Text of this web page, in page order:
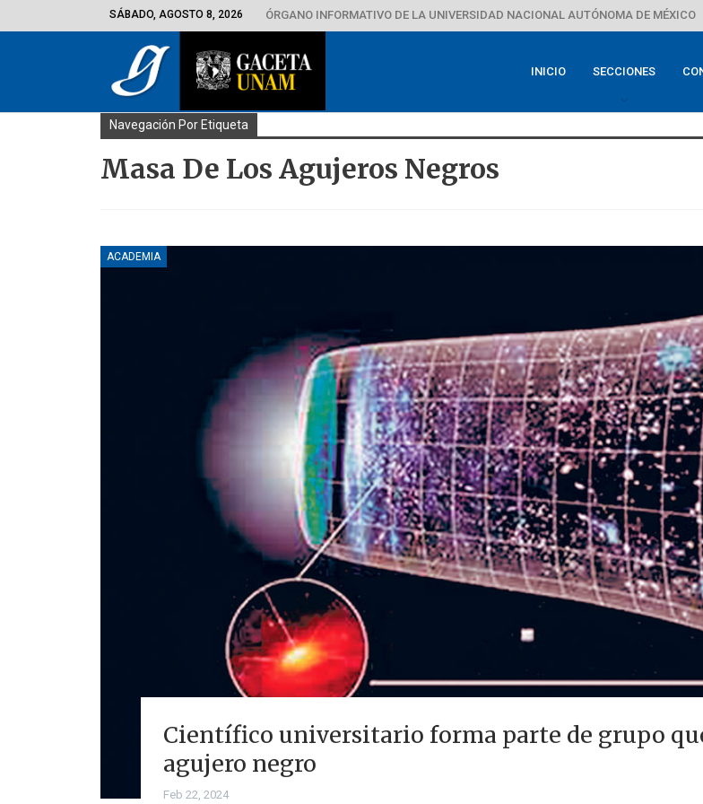
SÁBADO, AGOSTO 8, 2026 ÓRGANO INFORMATIVO DE LA UNIVERSIDAD NACIONAL AUTÓNOMA DE MÉXICO
INICIO SECCIONES
Navegación Por Etiqueta
Masa De Los Agujeros Negros
ACADEMIA
Científico universitario forma parte de grupo
agujero negro
Feb 22, 2024